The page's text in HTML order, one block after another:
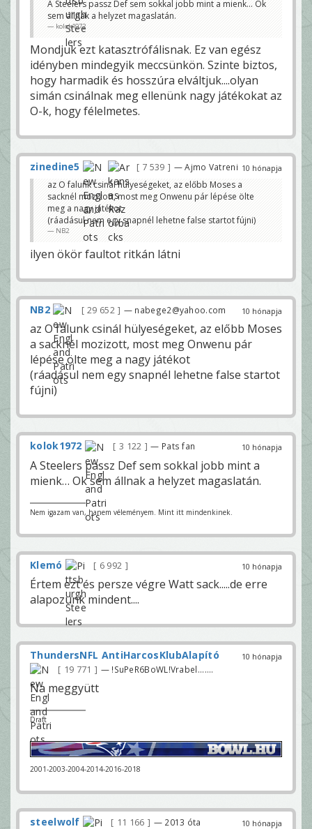
A Steelers passz Def sem sokkal jobb mint a mienk… Ok
sem állnak a helyzet magaslatán.
kolok1972
Mondjuk ezt katasztrófálisnak. Ez van egész
idényben mindegyik meccsünkön. Szinte biztos,
hogy harmadik és hosszúra elváltjuk....olyan
simán csinálnak meg ellenünk nagy játékokat az
O-k, hogy félelmetes.
10 hónapja
zinedine5 7 539 — Ajmo Vatreni
az O falunk csinál hülyeségeket, az előbb Moses a
sacknél mozizott, most meg Onwenu pár lépése ölte
meg a nagy játékot
(ráadásul nem egy snapnél lehetne false startot fújni)
NB2
ilyen ökör faultot ritkán látni
10 hónapja
NB2 29 652 — nabege2@yahoo.com
az O falunk csinál hülyeségeket, az előbb Moses
a sacknél mozizott, most meg Onwenu pár
lépése ölte meg a nagy játékot
(ráadásul nem egy snapnél lehetne false startot
fújni)
10 hónapja
kolok1972 3 122 — Pats fan
A Steelers passz Def sem sokkal jobb mint a
mienk… Ok sem állnak a helyzet magaslatán.
Nem igazam van, hanem véleményem. Mint itt mindenkinek.
10 hónapja
Klemó 6 992
Értem ezt és persze végre Watt sack.....de erre
alapozunk mindent....
10 hónapja
ThundersNFL AntiHarcosKlubAlapító
19 771 — !SuPeR6BoWL!Vrabel.......
Na meggyütt
Draft
2001-2003-2004-2014-2016-2018
10 hónapja
steelwolf 11 166
— 2013 óta